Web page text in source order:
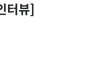
터뷰]